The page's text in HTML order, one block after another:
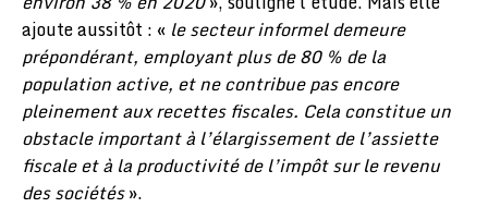
ajoute aussitôt : « le secteur informel demeure
prépondérant, employant plus de 80 % de la
population active, et ne contribue pas encore
pleinement aux recettes fiscales. Cela constitue un
obstacle important à l’élargissement de l’assiette
fiscale et à la productivité de l’impôt sur le revenu
des sociétés».